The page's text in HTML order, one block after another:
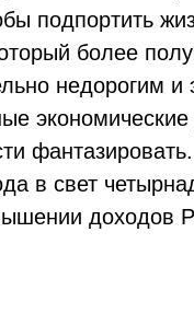
подпортить
более
недорогим и
в свет
доходов